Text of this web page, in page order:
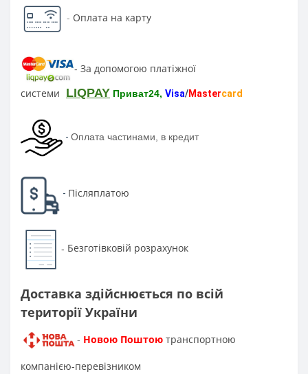
- Оплата на карту
- За допомогою платіжної
системи LIQPAY Приват24, Visa/Mastercard
- Оплата частинами, в кредит
- Післяплатою
- Безготівковій розрахунок
Доставка здійснюється по всій
території України
- Новою Поштою транспортною
компанією-перевізником